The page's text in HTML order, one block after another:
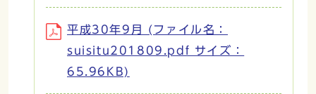
平成30年9月 (ファイル名：
suisitu201809.pdf サイズ：
65.96KB)